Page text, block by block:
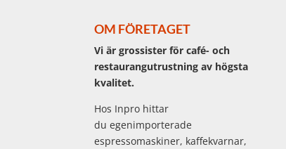
OM FÖRETAGET
Vi är grossister för café- och
restaurangutrustning av högsta
kvalitet.
Hos Inpro hittar
du egenimporterade
espressomaskiner, kaffekvarnar,